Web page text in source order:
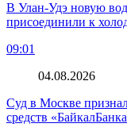
В Улан-Удэ новую
присоединили к
09:01
04.08.2026
Суд в Москве
средств